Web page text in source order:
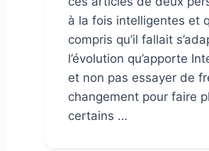
à la fois intelligentes et
compris qu’il fallait
l’évolution qu’apporte
et non pas essayer de
changement pour faire
certains …